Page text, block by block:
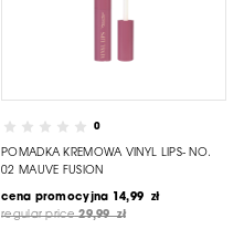
0
POMADKA KREMOWA VINYL LIPS- NO.
02 MAUVE FUSION
cena promocyjna 14,99 zł
regular price 29,99 zł